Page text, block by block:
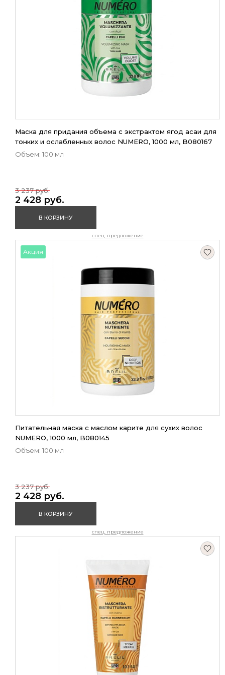
Маска для придания объема с экстрактом ягод асаи для
тонких и ослабленных волос NUMERO, 1000 мл, B080167
Объем: 100 мл
2 428 руб.
3 237 руб.
В КОРЗИНУ
спец. предложение
Акция
Питательная маска с маслом карите для сухих волос
NUMERO, 1000 мл, B080145
Объем: 100 мл
2 428 руб.
3 237 руб.
В КОРЗИНУ
спец. предложение